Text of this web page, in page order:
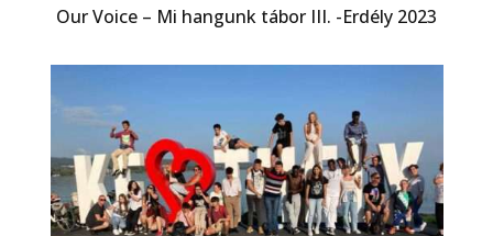
Our Voice – Mi hangunk tábor III. -Erdély 2023